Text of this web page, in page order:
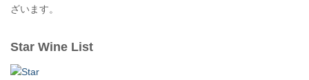
ざいます。
Star Wine List